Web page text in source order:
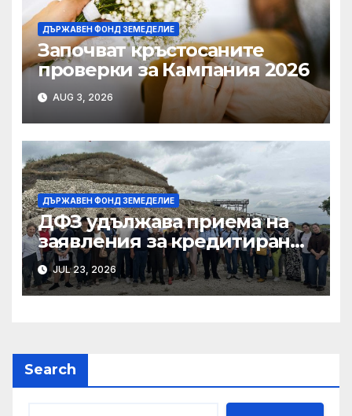
ДЪРЖАВЕН ФОНД ЗЕМЕДЕЛИЕ
Започват кръстосаните
проверки за Кампания 2026
AUG 3, 2026
ДЪРЖАВЕН ФОНД ЗЕМЕДЕЛИЕ
ДФЗ удължава приема на
заявления за кредитиране
на одобрени проекти за
интервенции в сектор
„Пчеларство“
JUL 23, 2026
Search